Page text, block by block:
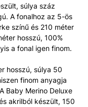
súlya száz
A fonalhoz az 5-ös
színű és 210 méter
hosszú, 100%
a fonal igen finom.
hosszú, súlya 50
finom anyagja
Baby Merino Deluxe
akrilból készült, 150